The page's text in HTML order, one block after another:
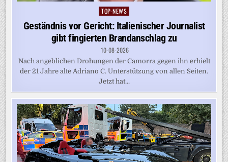
Posted
in
TOP-NEWS
Geständnis vor Gericht: Italienischer Journalist
gibt fingierten Brandanschlag zu
10-08-2026
Nach angeblichen Drohungen der Camorra gegen ihn erhielt
der 21 Jahre alte Adriano C. Unterstützung von allen Seiten.
Jetzt hat...